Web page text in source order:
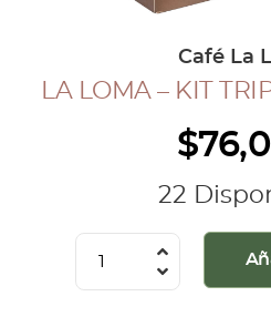
INGRESAR
Cerrar Sesión
Café La
LA LOMA – KIT
$
22